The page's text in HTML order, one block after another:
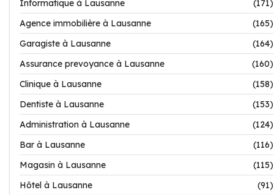
Informatique à Lausanne
(171)
Agence immobilière à Lausanne
(165)
Garagiste à Lausanne
(164)
Assurance prevoyance à Lausanne
(160)
Clinique à Lausanne
(158)
Dentiste à Lausanne
(153)
Administration à Lausanne
(124)
Bar à Lausanne
(116)
Magasin à Lausanne
(115)
Hôtel à Lausanne
(91)